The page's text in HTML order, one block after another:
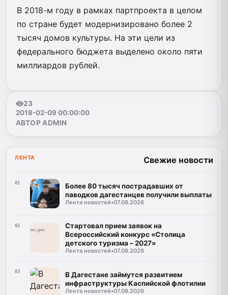
В 2018-м году в рамках партпроекта в целом
по стране будет модернизировано более 2
тысяч домов культуры. На эти цели из
федерального бюджета выделено около пяти
миллиардов рублей.
23
2018-02-09 00:00:00
АВТОР ADMIN
ЛЕНТА Свежие новости
01
Более 80 тысяч пострадавших от
паводков дагестанцев получили выплаты
Лента новостей•07.08.2026
02
Стартовал прием заявок на
Всероссийский конкурс «Столица
детского туризма – 2027»
Лента новостей•07.08.2026
03
В Дагестане займутся развитием
инфраструктуры Каспийской флотилии
Лента новостей•07.08.2026